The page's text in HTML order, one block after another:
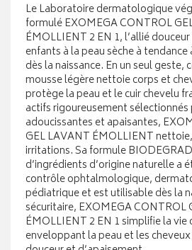
Le Laboratoire dermatologique
formulé EXOMEGA CONTROL
ÉMOLLIENT 2 EN 1, l’allié
enfants à la peau sèche à
dès la naissance. En un seul geste,
mousse légère nettoie corps et
protège la peau et le cuir chevelu
actifs rigoureusement
adoucissantes et apaisantes,
GEL LAVANT ÉMOLLIENT
irritations. Sa formule
d’ingrédients d’origine naturelle a
contrôle ophtalmologique,
pédiatrique et est utilisable dès la
sécuritaire, EXOMEGA CONTROL
ÉMOLLIENT 2 EN 1 simplifie la vie
enveloppant la peau et les